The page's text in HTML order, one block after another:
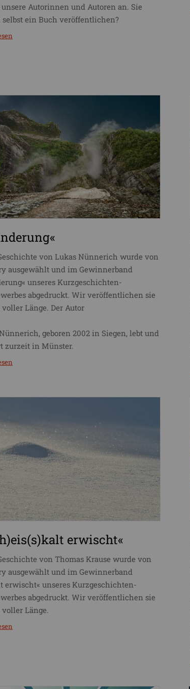
Autorinnen und Autoren an. Sie
ein Buch veröffentlichen?
von Lukas Nünnerich wurde von
ausgewählt und im Gewinnerband
unseres Kurzgeschichten-
abgedruckt. Wir veröffentlichen sie
Länge. Der Autor
geboren 2002 in Siegen, lebt und
zurzeit in Münster.
erwischt«
von Thomas Krause wurde von
ausgewählt und im Gewinnerband
erwischt« unseres Kurzgeschichten-
abgedruckt. Wir veröffentlichen sie
Länge.